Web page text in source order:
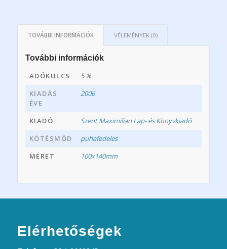
TOVÁBBI INFORMÁCIÓK VÉLEMÉNYEK (0)
További információk
ADÓKULCS
5 %
KIADÁS
ÉVE
2006
KIADÓ
Szent Maximilian Lap- és Könyvkiadó
KÖTÉSMÓD
puhafedeles
MÉRET
100x140mm
Elérhetőségek